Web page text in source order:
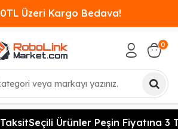
Üzeri Kargo Bedava!
0
Seçili Ürünler Peşin Fiyatına 3